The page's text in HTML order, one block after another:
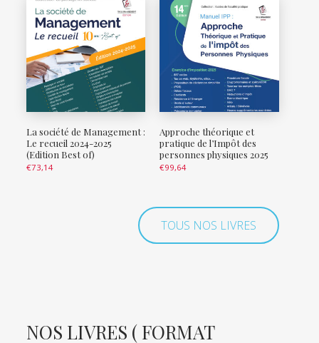
La société de Management :
Le recueil 2024-2025
(Edition Best of)
€73,14
Approche théorique et
pratique de l’Impôt des
personnes physiques 2025
€99,64
TOUS NOS LIVRES
NOS LIVRES ( FORMAT